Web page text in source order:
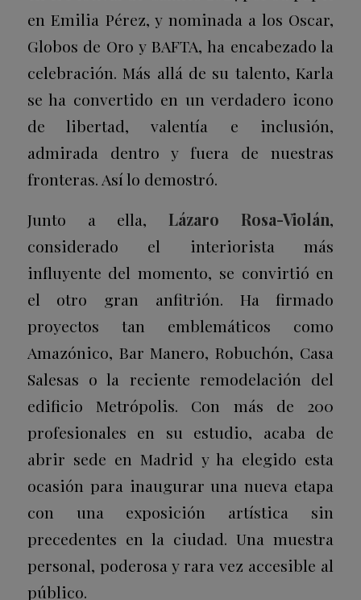
enEmilia Pérez, y nominada a los Oscar,
Globos de Oro y BAFTA, ha encabezado la
celebración. Más allá de su talento, Karla
se ha convertido en un verdadero icono
de libertad, valentía e inclusión,
admirada dentro y fuera de nuestras
fronteras. Así lo demostró.
Junto a ella, Lázaro Rosa-Violán,
considerado el interiorista más
influyente del momento, se convirtió en
el otro gran anfitrión. Ha firmado
proyectos tan emblemáticos como
Amazónico, Bar Manero, Robuchón, Casa
Salesas o la reciente remodelación del
edificio Metrópolis. Con más de 200
profesionales en su estudio, acaba de
abrir sede en Madrid y ha elegido esta
ocasión para inaugurar una nueva etapa
con una exposición artística sin
precedentes en la ciudad. Una muestra
personal, poderosa y rara vez accesible al
público.